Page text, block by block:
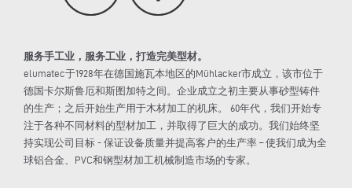
服务手工业，服务工业，打造完美型材。
elumatec于1928年在德国施瓦本地区的Mühlacker市成立，该市位于
德国卡尔斯鲁厄和斯图加特之间。企业成立之初主要从事砂型铸件
的生产；之后开始生产用于木材加工的机床。 60年代，我们开始专
注于各种不同材料的型材加工，并取得了巨大的成功。我们始终坚
持实现公司目标 - 保证设备质量并提高客户的生产率 – 使我们成为全
球铝合金、PVC和钢型材加工机械制造市场的专家。